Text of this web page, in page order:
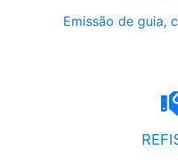
Emissão de guia,